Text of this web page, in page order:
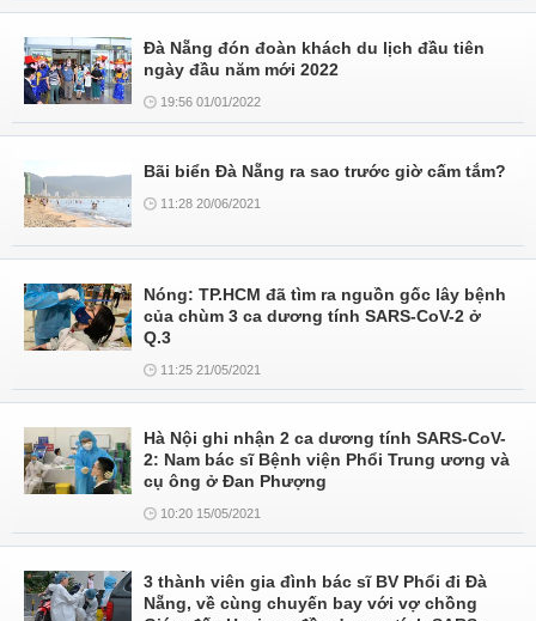
Đà Nẵng đón đoàn khách du lịch đầu tiên
ngày đầu năm mới 2022
19:56 01/01/2022
Bãi biển Đà Nẵng ra sao trước giờ cấm tắm?
11:28 20/06/2021
Nóng: TP.HCM đã tìm ra nguồn gốc lây bệnh
của chùm 3 ca dương tính SARS-CoV-2 ở
Q.3
11:25 21/05/2021
Hà Nội ghi nhận 2 ca dương tính SARS-CoV-
2: Nam bác sĩ Bệnh viện Phổi Trung ương và
cụ ông ở Đan Phượng
10:20 15/05/2021
3 thành viên gia đình bác sĩ BV Phổi đi Đà
Nẵng, về cùng chuyến bay với vợ chồng